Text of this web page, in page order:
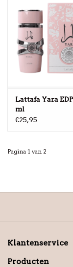
Lattafa Yara
ml
€25,95
Pagina 1 van 2
Klantenservice
Producten